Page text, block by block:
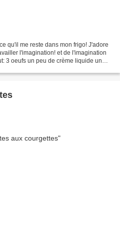
qu'il me reste dans mon frigo! J'adore
l'imagination! et de l'imagination
3 oeufs un peu de crème liquide un